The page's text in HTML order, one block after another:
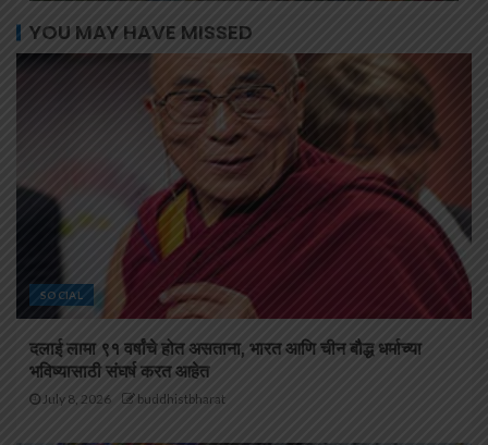
YOU MAY HAVE MISSED
SOCIAL
दलाई लामा ९१ वर्षांचे होत असताना, भारत आणि चीन बौद्ध धर्माच्या
भविष्यासाठी संघर्ष करत आहेत
July 8, 2026 buddhistbharat